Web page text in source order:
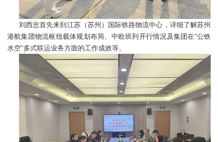
刘西忠首先来到江苏（苏州）国际铁路物流中心，详细了解苏州
港航集团物流枢纽载体规划布局、中欧班列开行情况及集团在“公铁
水空”多式联运业务方面的工作成效等。